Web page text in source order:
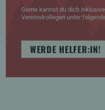
Gerne kannst du dich
Vereinskollegen unter
WERDE HELFER:IN!
BIST DU 18 JAHRE